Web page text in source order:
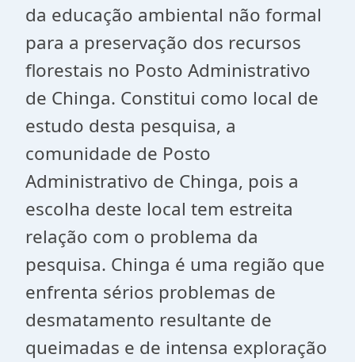
da educação ambiental não formal
para a preservação dos recursos
florestais no Posto Administrativo
de Chinga. Constitui como local de
estudo desta pesquisa, a
comunidade de Posto
Administrativo de Chinga, pois a
escolha deste local tem estreita
relação com o problema da
pesquisa. Chinga é uma região que
enfrenta sérios problemas de
desmatamento resultante de
queimadas e de intensa exploração